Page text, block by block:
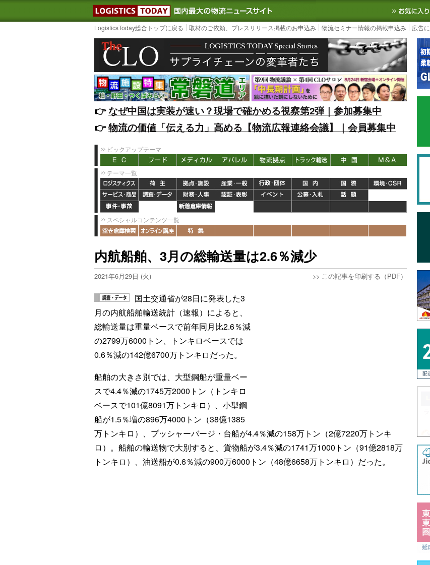
LOGISTICS TODAY｜国内最大の物流ニュースサイト3PL, SCMなど国内外の最新
LogisticsToday総合トップに戻る 取材のご依頼、プレスリリース掲載のお申込み 物流セミナー情報の掲載申込み 広告
👉️なぜ中国は実装が速い？現場で確かめる視察第2弾｜参加募集中
👉️物流の価値「伝える力」高める【物流広報連絡会議】｜会員募集中
ピックアップテーマ
テーマ一覧
スペシャルコンテンツ一覧
内航船舶、3月の総輸送量は2.6％減少
2021年6月29日 (火) >> この記事を印刷する（PDF）
国土交通省が28日に発表した3
月の内航船舶輸送統計（速報）によると、
総輸送量は重量ベースで前年同月比2.6％減
の2799万6000トン、トンキロベースでは
0.6％減の142億6700万トンキロだった。
船舶の大きさ別では、大型鋼船が重量ベー
スで4.4％減の1745万2000トン（トンキロ
ベースで101億8091万トンキロ）、小型鋼
船が1.5％増の896万4000トン（38億1385
万トンキロ）、プッシャーバージ・台船が4.4％減の158万トン（2億7220万トンキ
ロ）。船舶の輸送物で大別すると、貨物船が3.4％減の1741万1000トン（91億2818万
トンキロ）、油送船が0.6％減の900万6000トン（48億6658万トンキロ）だった。